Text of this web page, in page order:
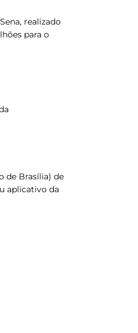
realizado
para o
de Brasília) de
aplicativo da